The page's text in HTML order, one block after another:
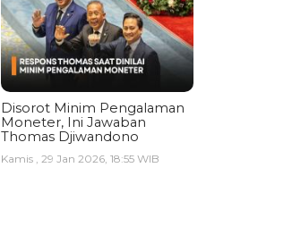
Disorot Minim Pengalaman
Moneter, Ini Jawaban
Thomas Djiwandono
Kamis , 29 Jan 2026, 18:55 WIB